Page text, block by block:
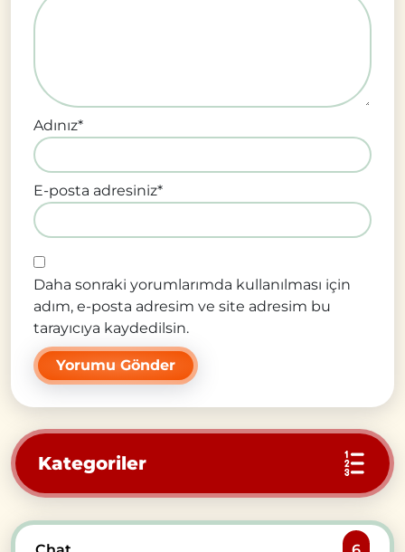
Adınız*
E-posta adresiniz*
Daha sonraki yorumlarımda kullanılması için
adım, e-posta adresim ve site adresim bu
tarayıcıya kaydedilsin.
Kategoriler